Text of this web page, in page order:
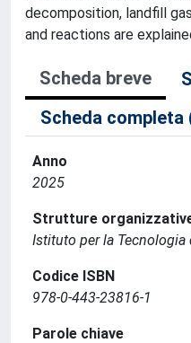
decomposition, landfill
and reactions are
Scheda breve
Scheda completa
Anno
2025
Strutture
Istituto per la Tecnologia
Codice ISBN
978-0-443-23816-1
Parole chiave